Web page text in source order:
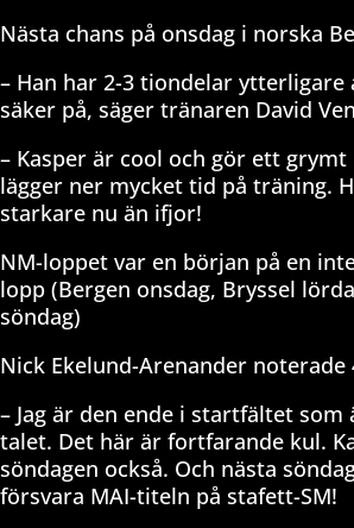
Nästa chans på onsdag i norska
– Han har 2-3 tiondelar ytterligare
säker på, säger tränaren David
– Kasper är cool och gör ett
lägger ner mycket tid på träning.
starkare nu än ifjor!
NM-loppet var en början på en
lopp (Bergen onsdag, Bryssel
söndag)
Nick Ekelund-Arenander noterade
– Jag är den ende i startfältet som
talet. Det här är fortfarande kul.
söndagen också. Och nästa
försvara MAI-titeln på stafett-SM!